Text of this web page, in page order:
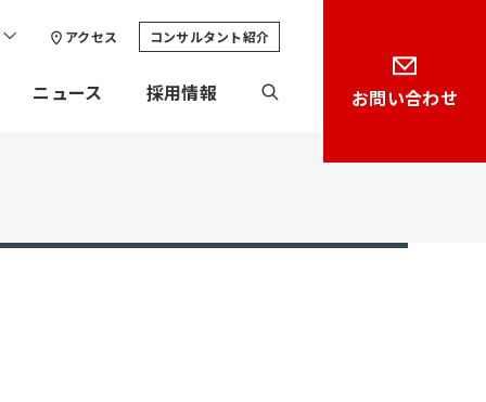
アクセス コンサルタント紹介
ニュース 採用情報 お問い合わせ